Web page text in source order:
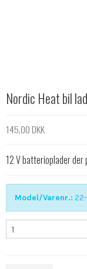
Nordic Heat bil
145,00 DKK
12 V batterioplader
Model/Varenr.: